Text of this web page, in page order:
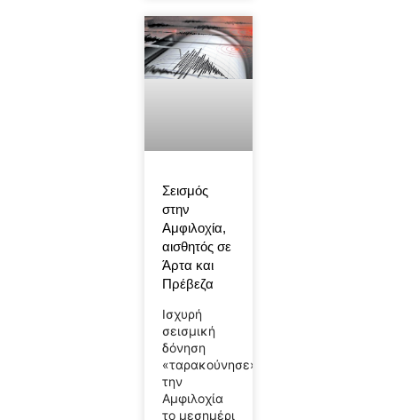
Σεισμός
στην
Αμφιλοχία,
αισθητός σε
Άρτα και
Πρέβεζα
Ισχυρή
σεισμική
δόνηση
«ταρακούνησε»
την
Αμφιλοχία
το μεσημέρι